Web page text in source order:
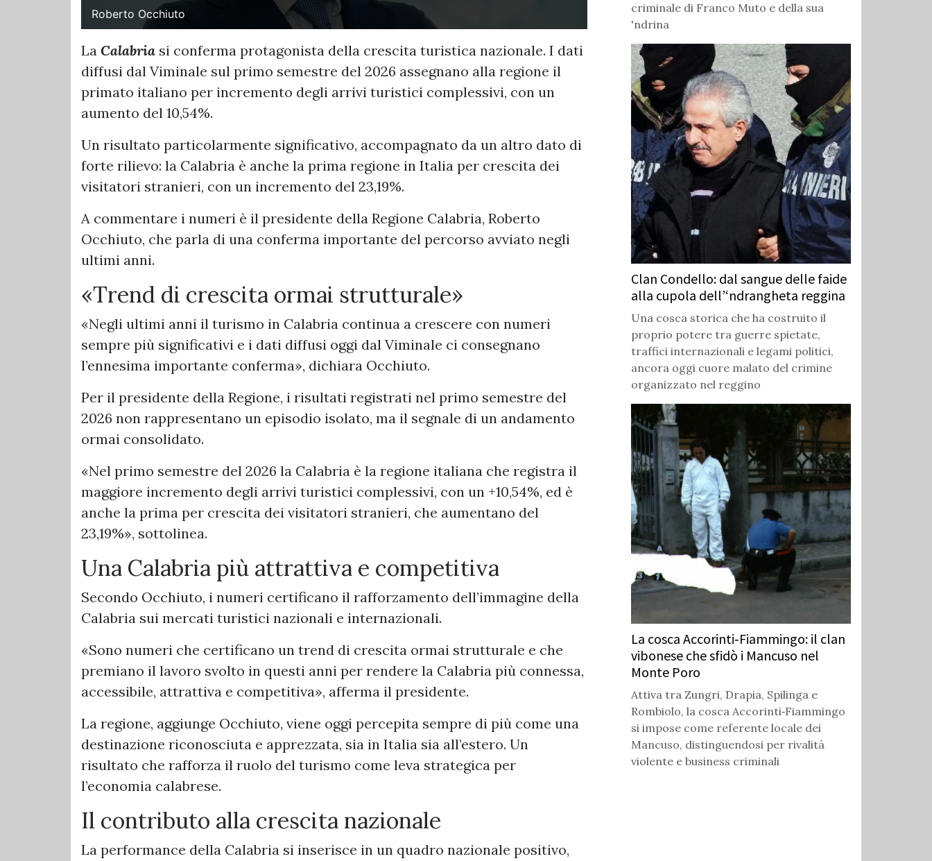
Roberto Occhiuto
La Calabria si conferma protagonista della crescita turistica nazionale. I dati
diffusi dal Viminale sul primo semestre del 2026 assegnano alla regione il
primato italiano per incremento degli arrivi turistici complessivi, con un
aumento del 10,54%.
Un risultato particolarmente significativo, accompagnato da un altro dato di
forte rilievo: la Calabria è anche la prima regione in Italia per crescita dei
visitatori stranieri, con un incremento del 23,19%.
A commentare i numeri è il presidente della Regione Calabria, Roberto
Occhiuto, che parla di una conferma importante del percorso avviato negli
ultimi anni.
«Trend di crescita ormai strutturale»
«Negli ultimi anni il turismo in Calabria continua a crescere con numeri
sempre più significativi e i dati diffusi oggi dal Viminale ci consegnano
l’ennesima importante conferma», dichiara Occhiuto.
Per il presidente della Regione, i risultati registrati nel primo semestre del
2026 non rappresentano un episodio isolato, ma il segnale di un andamento
ormai consolidato.
«Nel primo semestre del 2026 la Calabria è la regione italiana che registra il
maggiore incremento degli arrivi turistici complessivi, con un +10,54%, ed è
anche la prima per crescita dei visitatori stranieri, che aumentano del
23,19%», sottolinea.
Una Calabria più attrattiva e competitiva
Secondo Occhiuto, i numeri certificano il rafforzamento dell’immagine della
Calabria sui mercati turistici nazionali e internazionali.
«Sono numeri che certificano un trend di crescita ormai strutturale e che
premiano il lavoro svolto in questi anni per rendere la Calabria più connessa,
accessibile, attrattiva e competitiva», afferma il presidente.
La regione, aggiunge Occhiuto, viene oggi percepita sempre di più come una
destinazione riconosciuta e apprezzata, sia in Italia sia all’estero. Un
risultato che rafforza il ruolo del turismo come leva strategica per
l’economia calabrese.
Il contributo alla crescita nazionale
La performance della Calabria si inserisce in un quadro nazionale positivo,
criminale di Franco Muto e della sua
'ndrina
Clan Condello: dal sangue delle faide
alla cupola dell’‘ndrangheta reggina
Una cosca storica che ha costruito il
proprio potere tra guerre spietate,
traffici internazionali e legami politici,
ancora oggi cuore malato del crimine
organizzato nel reggino
La cosca Accorinti‑Fiammingo: il clan
vibonese che sfidò i Mancuso nel
Monte Poro
Attiva tra Zungri, Drapia, Spilinga e
Rombiolo, la cosca Accorinti‑Fiammingo
si impose come referente locale dei
Mancuso, distinguendosi per rivalità
violente e business criminali